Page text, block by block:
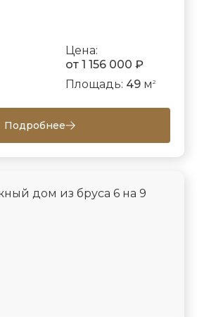
Цена:
от 1 156 000 ₽
Площадь: 49м 2
Подробнее